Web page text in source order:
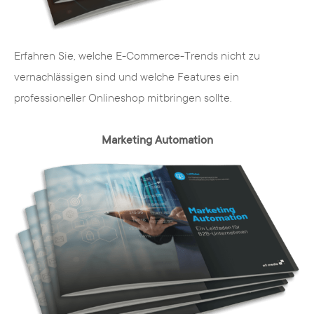
Zielgruppengerichtete Marketing-
Vom Design eines Flyers oder einer
Broschüre über die Usability einer Website
aufmerksamkeitsstarker Anzeigen für Jobs
durchdachte und professionelle Lösungen
für jede Zielgruppe. Innovationen und
Kreativität sind ebenso wie Controlling und
Zielgruppenanalysen die solide Basis
unserer Marketing-Projekte. Dadurch
erhält jeder Kunde von uns eine eigene,
individuelle Kreation.
Erfahren Sie, welche E-Commerce-Trends nicht zu
vernachlässigen sind und welche Features ein
professioneller Onlineshop mitbringen sollte.
Marketing Automation